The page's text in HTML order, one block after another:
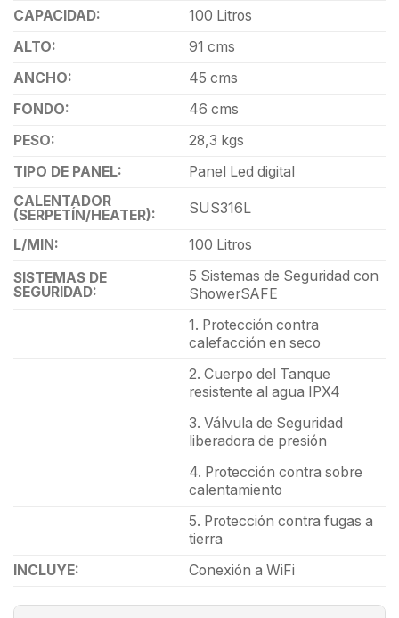
CAPACIDAD:
100 Litros
ALTO:
91 cms
ANCHO:
45 cms
FONDO:
46 cms
PESO:
28,3 kgs
TIPO DE PANEL:
Panel Led digital
CALENTADOR
(SERPETÍN/HEATER):
SUS316L
L/MIN:
100 Litros
SISTEMAS DE
SEGURIDAD:
5 Sistemas de Seguridad con
ShowerSAFE
1. Protección contra
calefacción en seco
2. Cuerpo del Tanque
resistente al agua IPX4
3. Válvula de Seguridad
liberadora de presión
4. Protección contra sobre
calentamiento
5. Protección contra fugas a
tierra
INCLUYE:
Conexión a WiFi